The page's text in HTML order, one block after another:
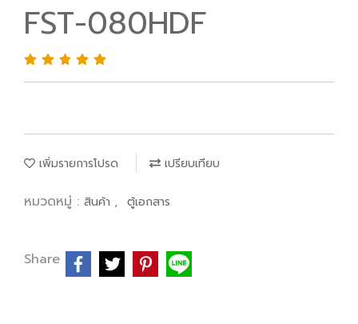
FST-080HDF
เพิ่มรายการโปรด เปรียบเทียบ
หมวดหมู่ : สินค้า , ตู้เอกสาร
Share